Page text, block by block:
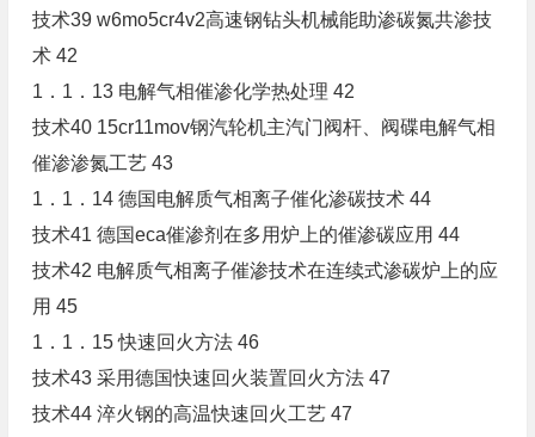
技术39 w6mo5cr4v2高速钢钻头机械能助渗碳氮共渗技
术 42
1．1．13 电解气相催渗化学热处理 42
技术40 15cr11mov钢汽轮机主汽门阀杆、阀碟电解气相
催渗渗氮工艺 43
1．1．14 德国电解质气相离子催化渗碳技术 44
技术41 德国eca催渗剂在多用炉上的催渗碳应用 44
技术42 电解质气相离子催渗技术在连续式渗碳炉上的应
用 45
1．1．15 快速回火方法 46
技术43 采用德国快速回火装置回火方法 47
技术44 淬火钢的高温快速回火工艺 47